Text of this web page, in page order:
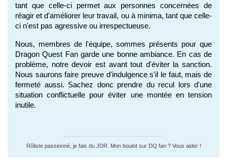
tant que celle-ci permet aux personnes concernées de
réagir et d'améliorer leur travail, ou à minima, tant que celle-
ci n'est pas agressive ou irrespectueuse.
Nous, membres de l'équipe, sommes présents pour que
Dragon Quest Fan garde une bonne ambiance. En cas de
problème, notre devoir est avant tout d'éviter la sanction.
Nous saurons faire preuve d'indulgence s'il le faut, mais de
fermeté aussi. Sachez donc prendre du recul lors d'une
situation conflictuelle pour éviter une montée en tension
inutile.
Rôliste passionné, je fais du JDR. Mon boulot sur DQ fan ? Vous aider !